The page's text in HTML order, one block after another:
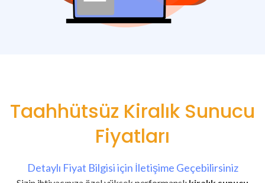
Taahhütsüz Kiralık Sunucu
Fiyatları
Detaylı Fiyat Bilgisi için İletişime Geçebilirsiniz